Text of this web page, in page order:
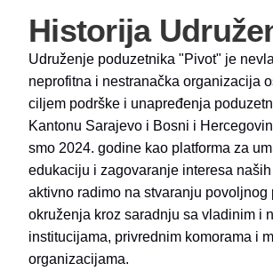
Historija
Udruženje poduzetnika "Pivot" je
neprofitna i nestranačka organizacija
ciljem podrške i unapređenja
Kantonu Sarajevo i Bosni i
smo 2024. godine kao platforma za
edukaciju i zagovaranje interesa
aktivno radimo na stvaranju povoljnog
okruženja kroz saradnju sa vladinim i
institucijama, privrednim komorama i
organizacijama.